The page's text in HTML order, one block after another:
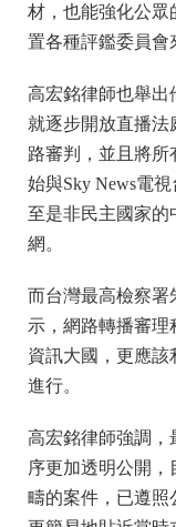
材，也能強化公眾
置各種評鑑委員會
高宏銘律師也舉出
就逐步開放直播法
路審判，並且將所
始與Sky News電
至是非民主國家的
網。
而台灣最高檢察署
示，網路轉播審理
資訊大國，更應
進行。
高宏銘律師強調，
序更加透明公開
疇的案件，已遵照